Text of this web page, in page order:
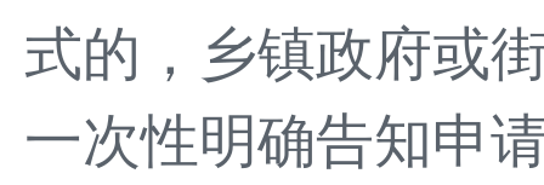
式的，乡镇政府或
一次性明确告知申